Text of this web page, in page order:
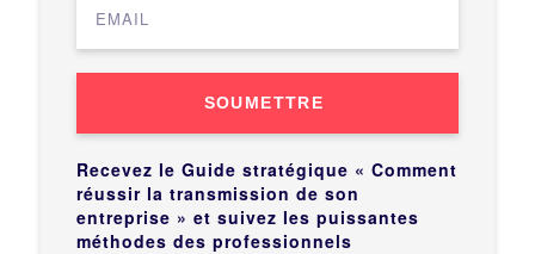
SOUMETTRE
Recevez le Guide stratégique « Comment
réussir la transmission de son
entreprise » et suivez les puissantes
méthodes des professionnels